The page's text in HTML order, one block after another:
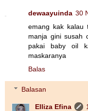
dewaayuinda 30
emang kak kalau
manja gini susah
pakai baby oil
maskaranya
Balas
Balasan
Elliza Efina